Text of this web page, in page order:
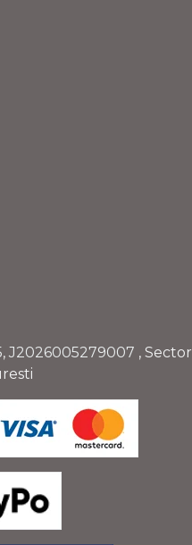
, J2026005279007 , Sector